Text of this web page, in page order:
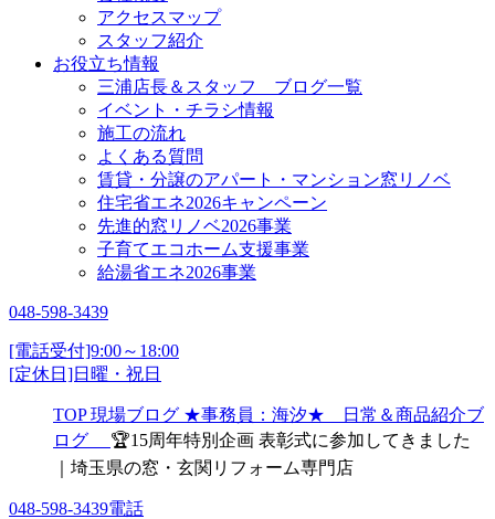
アクセスマップ
スタッフ紹介
お役立ち情報
三浦店長＆スタッフ ブログ一覧
イベント・チラシ情報
施工の流れ
よくある質問
賃貸・分譲のアパート・マンション窓リノベ
住宅省エネ2026キャンペーン
先進的窓リノベ2026事業
子育てエコホーム支援事業
給湯省エネ2026事業
048-598-3439
[電話受付]9:00～18:00
[定休日]日曜・祝日
TOP 現場ブログ ★事務員：海汐★ 日常＆商品紹介ブ
ログ
🏆15周年特別企画 表彰式に参加してきました
｜埼玉県の窓・玄関リフォーム専門店
048-598-3439電話